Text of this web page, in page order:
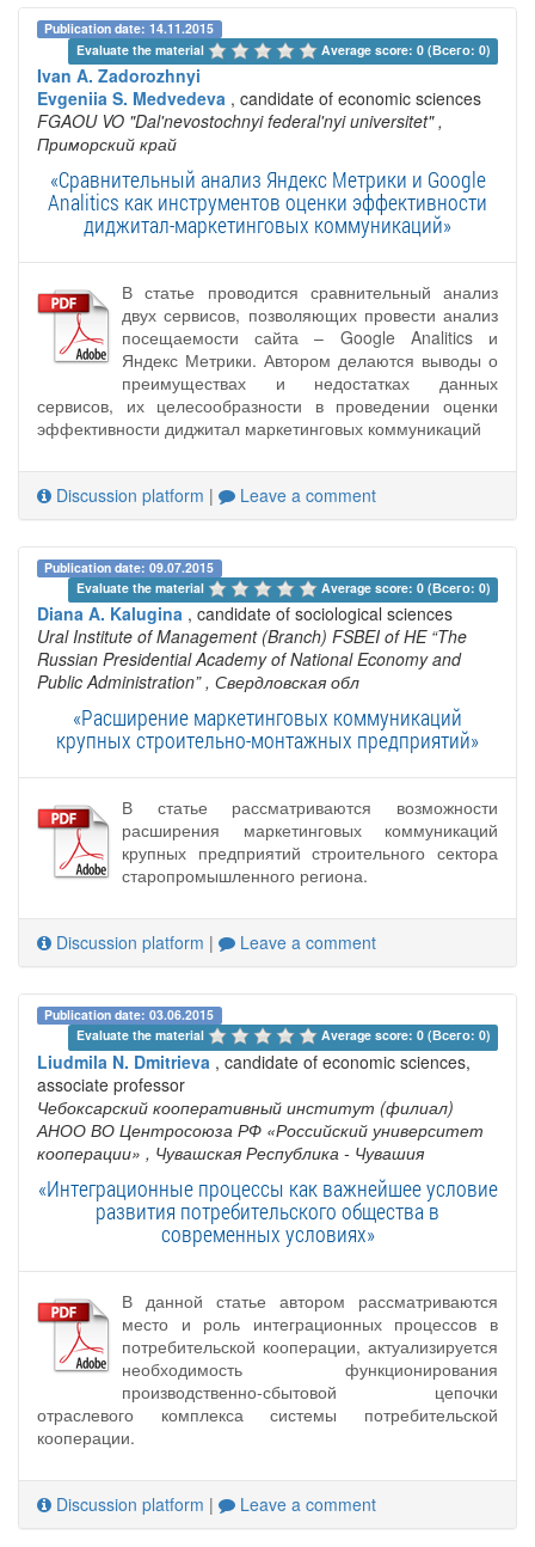
Publication date: 14.11.2015
Evaluate the material
Average score: 0 (Всего: 0)
Ivan A. Zadorozhnyi
Evgeniia S. Medvedeva , candidate of economic sciences
FGAOU VO "Dal'nevostochnyi federal'nyi universitet" ,
Приморский край
«Сравнительный анализ Яндекс Метрики и Google
Analitics как инструментов оценки эффективности
диджитал-маркетинговых коммуникаций»
В статье проводится сравнительный анализ
двух сервисов, позволяющих провести анализ
посещаемости сайта – Google Analitics и
Яндекс Метрики. Автором делаются выводы о
преимуществах и недостатках данных
сервисов, их целесообразности в проведении оценки
эффективности диджитал маркетинговых коммуникаций
Discussion platform | Leave a comment
Publication date: 09.07.2015
Evaluate the material
Average score: 0 (Всего: 0)
Diana A. Kalugina , candidate of sociological sciences
Ural Institute of Management (Branch) FSBEI of HE “The
Russian Presidential Academy of National Economy and
Public Administration” , Свердловская обл
«Расширение маркетинговых коммуникаций
крупных строительно-монтажных предприятий»
В статье рассматриваются возможности
расширения маркетинговых коммуникаций
крупных предприятий строительного сектора
старопромышленного региона.
Discussion platform | Leave a comment
Publication date: 03.06.2015
Evaluate the material
Average score: 0 (Всего: 0)
Liudmila N. Dmitrieva , candidate of economic sciences,
associate professor
Чебоксарский кооперативный институт (филиал)
АНОО ВО Центросоюза РФ «Российский университет
кооперации» , Чувашская Республика - Чувашия
«Интеграционные процессы как важнейшее условие
развития потребительского общества в
современных условиях»
В данной статье автором рассматриваются
место и роль интеграционных процессов в
потребительской кооперации, актуализируется
необходимость функционирования
производственно-сбытовой цепочки
отраслевого комплекса системы потребительской
кооперации.
Discussion platform | Leave a comment